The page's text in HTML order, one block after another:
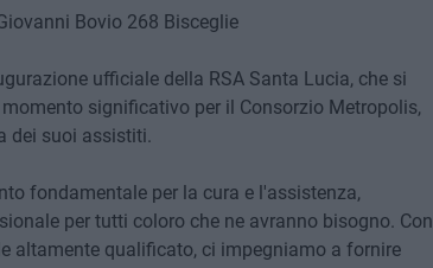
Bovio 268 Bisceglie
ufficiale della RSA Santa Lucia, che si
significativo per il Consorzio Metropolis,
dei suoi assistiti.
fondamentale per la cura e l'assistenza,
per tutti coloro che ne avranno bisogno. Con
altamente qualificato, ci impegniamo a fornire